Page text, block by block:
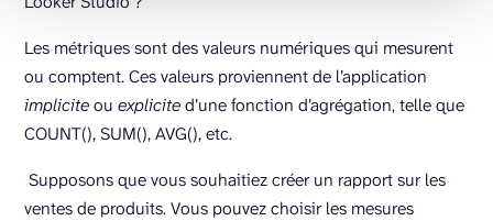
Les métriques sont des valeurs numériques qui mesurent
ou comptent. Ces valeurs proviennent de l’application
impliciteou explicited’une fonction d’agrégation, telle que
COUNT(), SUM(), AVG(), etc.
Supposons que vous souhaitiez créer un rapport sur les
ventes de produits. Vous pouvez choisir les mesures